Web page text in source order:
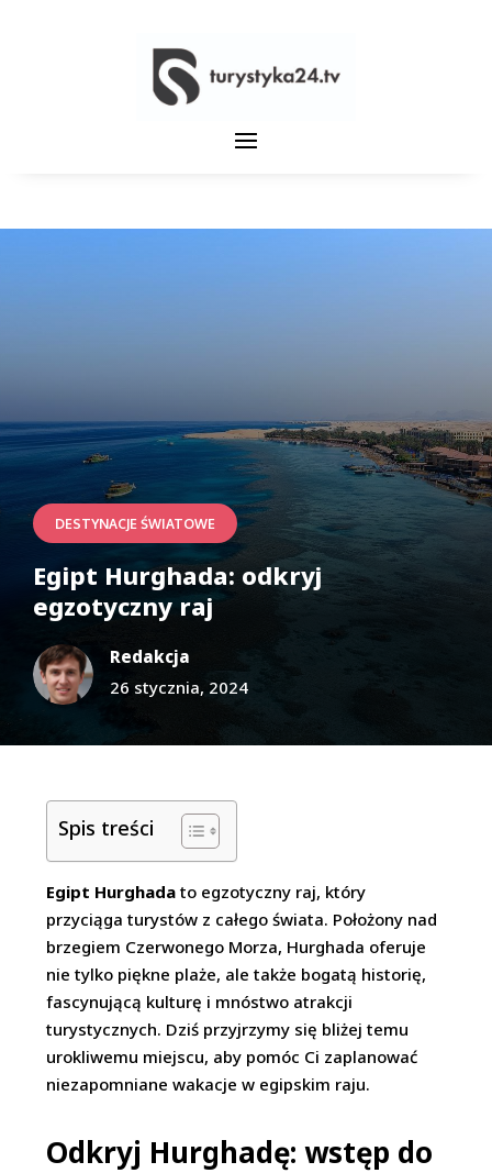
DESTYNACJE ŚWIATOWE
Egipt Hurghada: odkryj
egzotyczny raj
Redakcja
26 stycznia, 2024
Spis treści
Egipt Hurghada to egzotyczny raj, który
przyciąga turystów z całego świata. Położony nad
brzegiem Czerwonego Morza, Hurghada oferuje
nie tylko piękne plaże, ale także bogatą historię,
fascynującą kulturę i mnóstwo atrakcji
turystycznych. Dziś przyjrzymy się bliżej temu
urokliwemu miejscu, aby pomóc Ci zaplanować
niezapomniane wakacje w egipskim raju.
Odkryj Hurghadę: wstęp do